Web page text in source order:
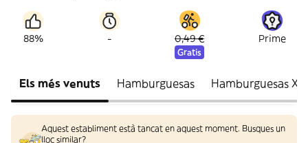
88% - 0,49 €
Gratis
Prime
Els més venuts Hamburguesas Hamburguesas XL
Aquest establiment està tancat en aquest moment. Busques un
lloc similar?